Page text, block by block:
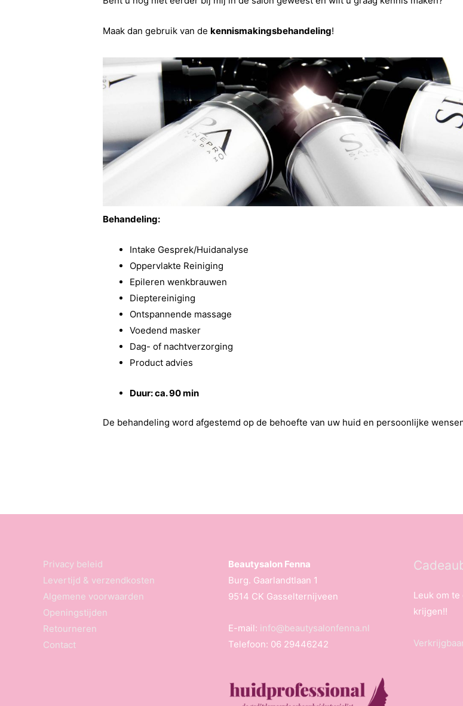
Maak dan gebruik van dekennismakingsbehandeling!
Behandeling:
Intake Gesprek/Huidanalyse
Oppervlakte Reiniging
Epileren wenkbrauwen
Dieptereiniging
Ontspannende massage
Voedend masker
Dag- of nachtverzorging
Product advies
Duur: ca. 90 min
De behandeling word afgestemd op de behoefte van uw huid en persoonlijke
Privacy beleid
Levertijd & verzendkosten
Algemene voorwaarden
Openingstijden
Retourneren
Contact
Beautysalon Fenna
Burg. Gaarlandtlaan 1
9514 CK Gasselternijveen
E-mail: info@beautysalonfenna.nl
Telefoon: 06 29446242
Leuk om te
krijgen!!